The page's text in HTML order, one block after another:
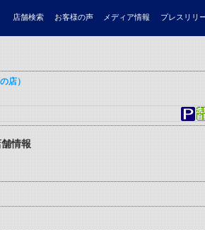
店舗検索 お客様の声 メディア情報 プレスリリ
かほか弁当さん隣） （綺麗・清潔・評判の店
の店）
舗情報